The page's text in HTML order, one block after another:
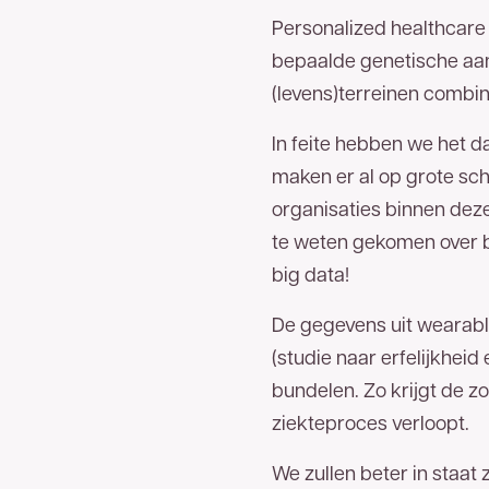
Personalized
bepaalde genetische
(levens)terreinen
In feite hebben we het
maken er al op grote
organisaties binnen
te weten gekomen over
big data!
De gegevens uit
(studie naar erfelijkheid
bundelen. Zo krijgt de
ziekteproces verloopt.
We zullen beter in staat